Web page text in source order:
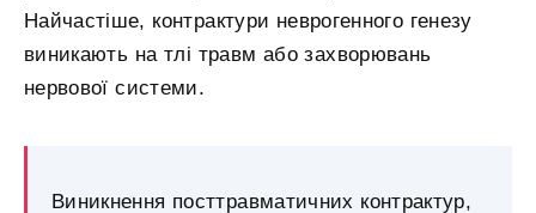
Найчастіше, контрактури неврогенного генезу
виникають на тлі травм або захворювань
нервової системи.
Виникнення посттравматичних контрактур,